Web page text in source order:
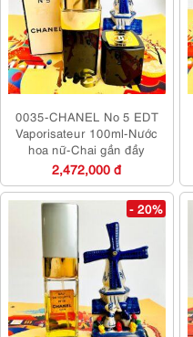
0035-CHANEL No 5 EDT
Vaporisateur 100ml-Nước
hoa nữ-Chai gần đầy
2,472,000 đ
- 20%